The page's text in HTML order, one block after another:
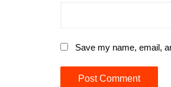
Save my name, email,